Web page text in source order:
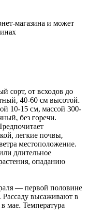
магазина и может
сорт, от всходов до
40-60 см высотой.
10-15 см, массой 300-
без горечи.
легкие почвы,
местоположение.
длительное
опаданию
— первой половине
высаживают в
мае. Температура